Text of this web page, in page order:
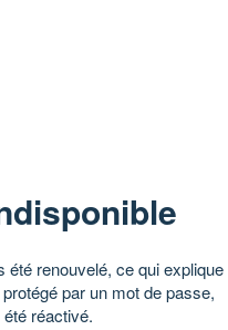
été renouvelé, ce qui explique
par un mot de passe,
réactivé.